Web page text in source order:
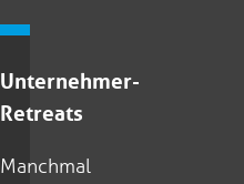
Unternehmer-
Retreats
Manchmal